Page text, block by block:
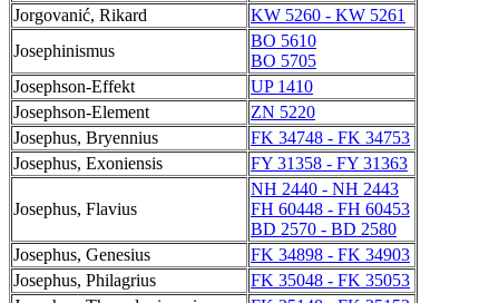
Jorgovanić, Rikard
KW 5260 - KW 5261
Josephinismus
BO 5610
BO 5705
Josephson-Effekt
UP 1410
Josephson-Element
ZN 5220
Josephus, Bryennius
FK 34748 - FK 34753
Josephus, Exoniensis
FY 31358 - FY 31363
Josephus, Flavius
NH 2440 - NH 2443
FH 60448 - FH 60453
BD 2570 - BD 2580
Josephus, Genesius
FK 34898 - FK 34903
Josephus, Philagrius
FK 35048 - FK 35053